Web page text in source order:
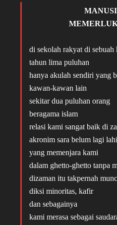
di sekolah rakyat di
tahun lima puluhan
hanya akulah sendiri yang
kawan-kawan lain
sekitar dua puluhan orang
beragama islam
relasi kami sangat baik di
akronim sara belum lagi
yang memenjara kami
dalam ghetto-ghetto tanpa
dizaman itu takpernah
diksi minoritas, kafir
dan sebagainya
kami merasa sebagai